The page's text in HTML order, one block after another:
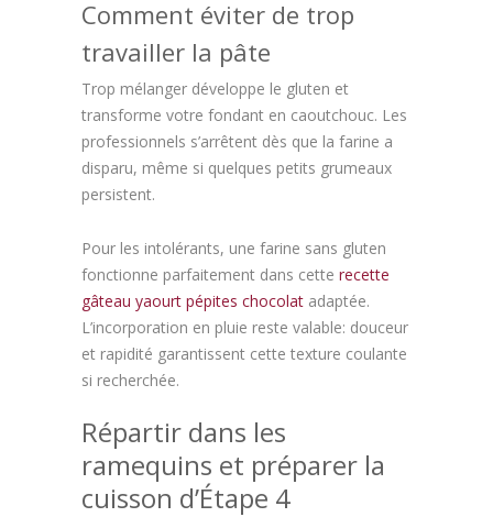
Comment éviter de trop
travailler la pâte
Trop mélanger développe le gluten et
transforme votre fondant en caoutchouc. Les
professionnels s’arrêtent dès que la farine a
disparu, même si quelques petits grumeaux
persistent.
Pour les intolérants, une farine sans gluten
fonctionne parfaitement dans cette recette
gâteau yaourt pépites chocolat adaptée.
L’incorporation en pluie reste valable: douceur
et rapidité garantissent cette texture coulante
si recherchée.
Répartir dans les
ramequins et préparer la
cuisson d’Étape 4